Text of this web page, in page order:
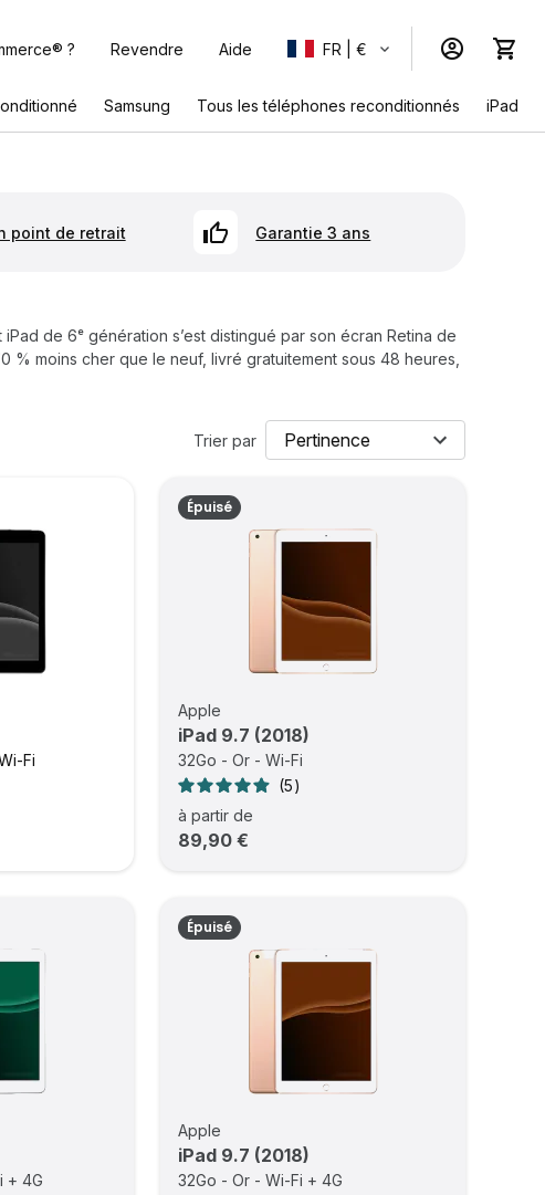
? Revendre Aide FR | €
Samsung Tous les téléphones reconditionnés iPad
point de retrait Garantie 3 ans
de 6ᵉ génération s’est distingué par son écran Retina de
% moins cher que le neuf, livré gratuitement sous 48 heures,
Trier par
Fi
Épuisé
Apple
iPad 9.7 (2018)
32Go - Or - Wi-Fi
5
à partir de
89,90 €
+ 4G
Épuisé
Apple
iPad 9.7 (2018)
32Go - Or - Wi-Fi + 4G